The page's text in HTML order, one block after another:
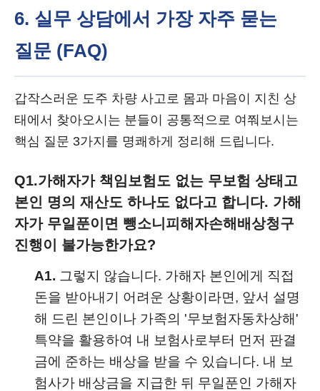
6. 실무 상담에서 가장 자주 묻는
질문 (FAQ)
갑작스러운 도주 차량 사고로 몸과 마음이 지친 상
태에서 찾아오시는 분들이 공통적으로 여쭤보시는
핵심 질문 3가지를 명쾌하게 정리해 드립니다.
Q1.가해자가 책임보험도 없는 무보험 상태고
본인 명의 재산도 하나도 없다고 합니다. 가해
자가 무일푼이면 뺑소니피해자손해배상청구
진행이 불가능한가요?
A1. 그렇지 않습니다. 가해자 본인에게 직접
돈을 받아내기 어려운 상황이라면, 앞서 설명
해 드린 본인이나 가족의 '무보험자동차상해'
특약을 활용하여 내 보험사로부터 먼저 판결
금에 준하는 배상을 받을 수 있습니다. 내 보
험사가 배상금을 지급한 뒤 무일푼인 가해자